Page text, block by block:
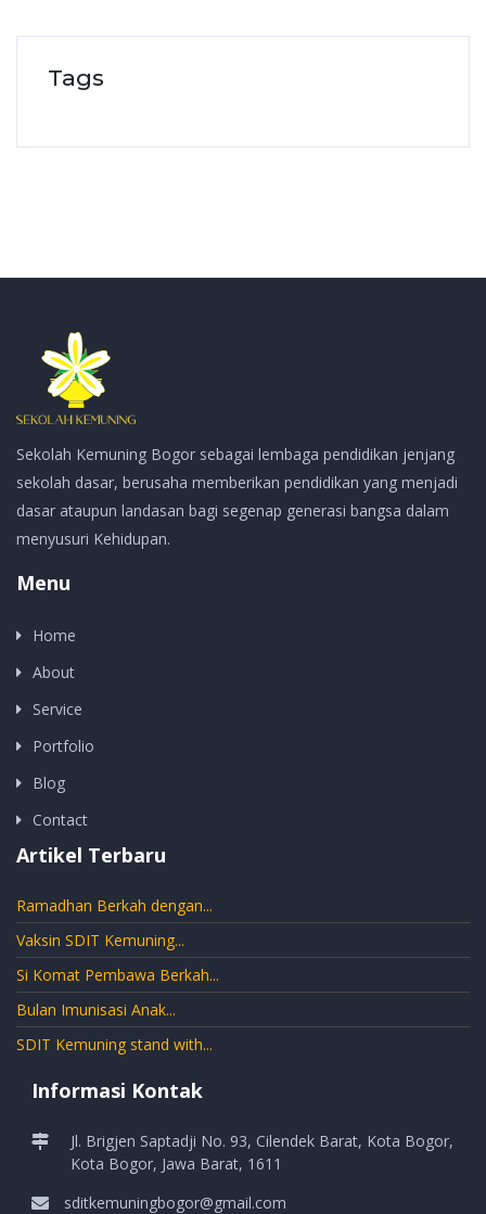
Tags
Sekolah Kemuning Bogor sebagai lembaga pendidikan jenjang
sekolah dasar, berusaha memberikan pendidikan yang menjadi
dasar ataupun landasan bagi segenap generasi bangsa dalam
menyusuri Kehidupan.
Menu
Home
About
Service
Portfolio
Blog
Contact
Artikel Terbaru
Ramadhan Berkah dengan...
Vaksin SDIT Kemuning...
Si Komat Pembawa Berkah...
Bulan Imunisasi Anak...
SDIT Kemuning stand with...
Informasi Kontak
Jl. Brigjen Saptadji No. 93, Cilendek Barat, Kota Bogor,
Kota Bogor, Jawa Barat, 1611
sditkemuningbogor@gmail.com